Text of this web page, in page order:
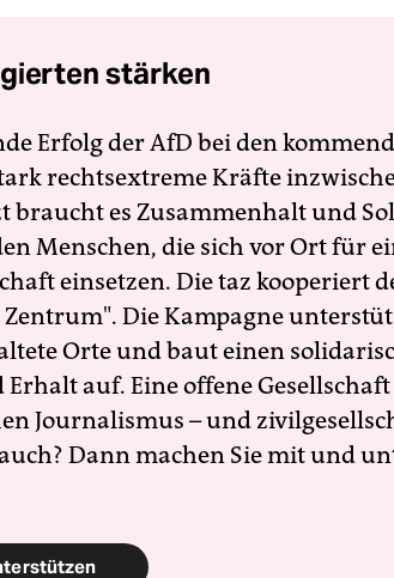
stärken
Erfolg der AfD bei den
rechtsextreme Kräfte
braucht es Zusammenhalt und
Menschen, die sich vor Ort für
einsetzen. Die taz kooperiert
Die Kampagne
Orte und baut einen
Erhalt auf. Eine offene
Journalismus – und
Dann machen Sie mit und